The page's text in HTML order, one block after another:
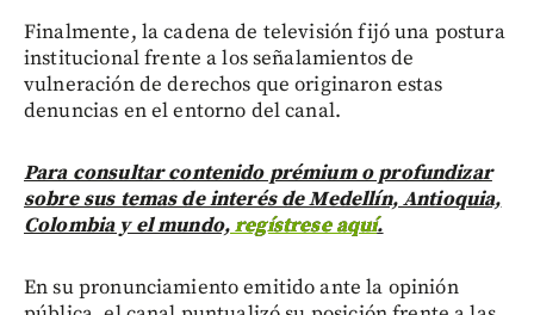
Finalmente, la cadena de televisión fijó una postura
institucional frente a los señalamientos de
vulneración de derechos que originaron estas
denuncias en el entorno del canal.
Para consultar contenido prémium o profundizar
sobre sus temas de interés de Medellín, Antioquia,
Colombia y el mundo,regístrese aquí.
En su pronunciamiento emitido ante la opinión